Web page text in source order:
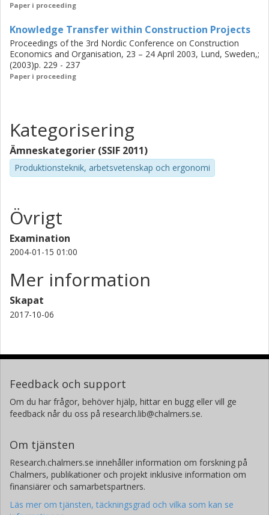
Paper i proceeding
Knowledge Transfer within Construction Projects
Proceedings of the 3rd Nordic Conference on Construction
Economics and Organisation, 23 – 24 April 2003, Lund, Sweden,;
(2003)p. 229 - 237
Paper i proceeding
Kategorisering
Ämneskategorier (SSIF 2011)
Produktionsteknik, arbetsvetenskap och ergonomi
Övrigt
Examination
2004-01-15 01:00
Mer information
Skapat
2017-10-06
Feedback och support
Om du har frågor, behöver hjälp, hittar en bugg eller vill ge
feedback når du oss på research.lib@chalmers.se.
Om tjänsten
Research.chalmers.se innehåller information om forskning på
Chalmers, publikationer och projekt inklusive information om
finansiärer och samarbetspartners.
Läs mer om tjänsten, täckningsgrad och vilka som kan se